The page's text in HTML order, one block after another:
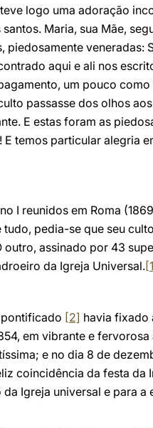
logo uma adoração
Maria, sua Mãe,
veneradas:
aqui e ali nos
um pouco
passasse dos olhos
E estas foram as
temos particular alegria
I reunidos em Roma
pedia-se que seu
assinado por 43
da Igreja Universal.
pontificado [2] havia fixado
em vibrante e
e no dia 8 de
coincidência da festa da
Igreja universal e para a